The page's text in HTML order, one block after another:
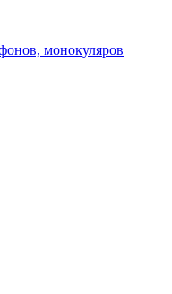
монокуляров